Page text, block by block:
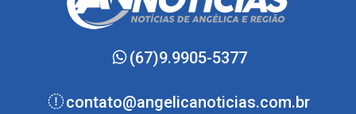
(67)9.9905-5377
contato@angelicanoticias.com.br